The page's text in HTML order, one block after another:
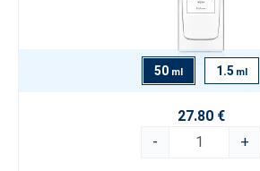
50 ml 1.5 ml
27.80 €
-
+